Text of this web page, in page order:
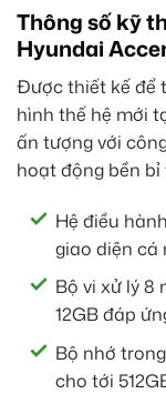
Thông số kỹ
Hyundai
Được thiết kế để
hình thế hệ mới
ấn tượng với
hoạt động bền
Hệ điều
giao diện cá
Bộ vi xử lý 8
12GB đáp
Bộ nhớ
cho tới